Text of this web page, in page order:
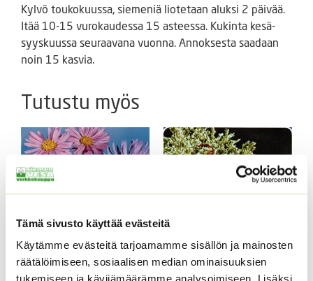
Tämä sivusto käyttää evästeitä
Käytämme evästeitä tarjoamamme sisällön ja mainosten
räätälöimiseen, sosiaalisen median ominaisuuksien
Kylvö toukokuussa, siemeniä liotetaan aluksi 2 päivää.
Itää 10-15 vurokaudessa 15 asteessa. Kukinta kesä-
syyskuussa seuraavana vuonna. Annoksesta saadaan
noin 15 kasvia.
Tutustu myös
Alppiasteri Sekoitus Tataariviuhko